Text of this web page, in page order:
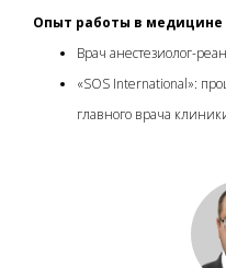
Опыт работы в медицине
Врач анестезиолог-
«SOS International»:
главного врача